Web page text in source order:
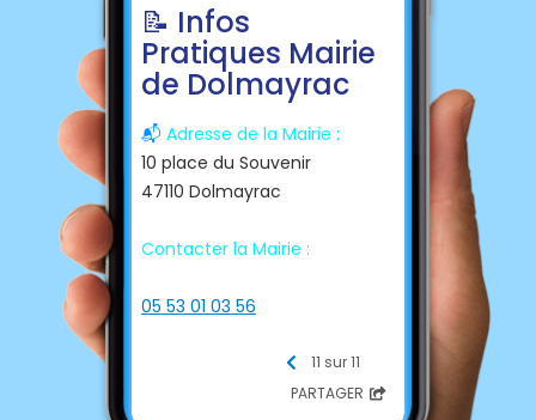
📝 Infos
Pratiques Mairie
de Dolmayrac
📬 Adresse de la Mairie :
10 place du Souvenir
47110 Dolmayrac
Contacter la Mairie :
05 53 01 03 56
mairiedolmayrac@orange.fr
11 sur 11
PARTAGER